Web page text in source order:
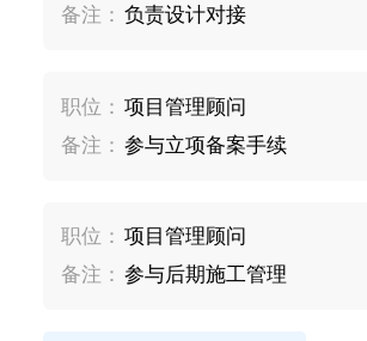
备注： 负责设计对接
职位： 项目管理顾问
备注： 参与立项备案手续
职位： 项目管理顾问
备注： 参与后期施工管理